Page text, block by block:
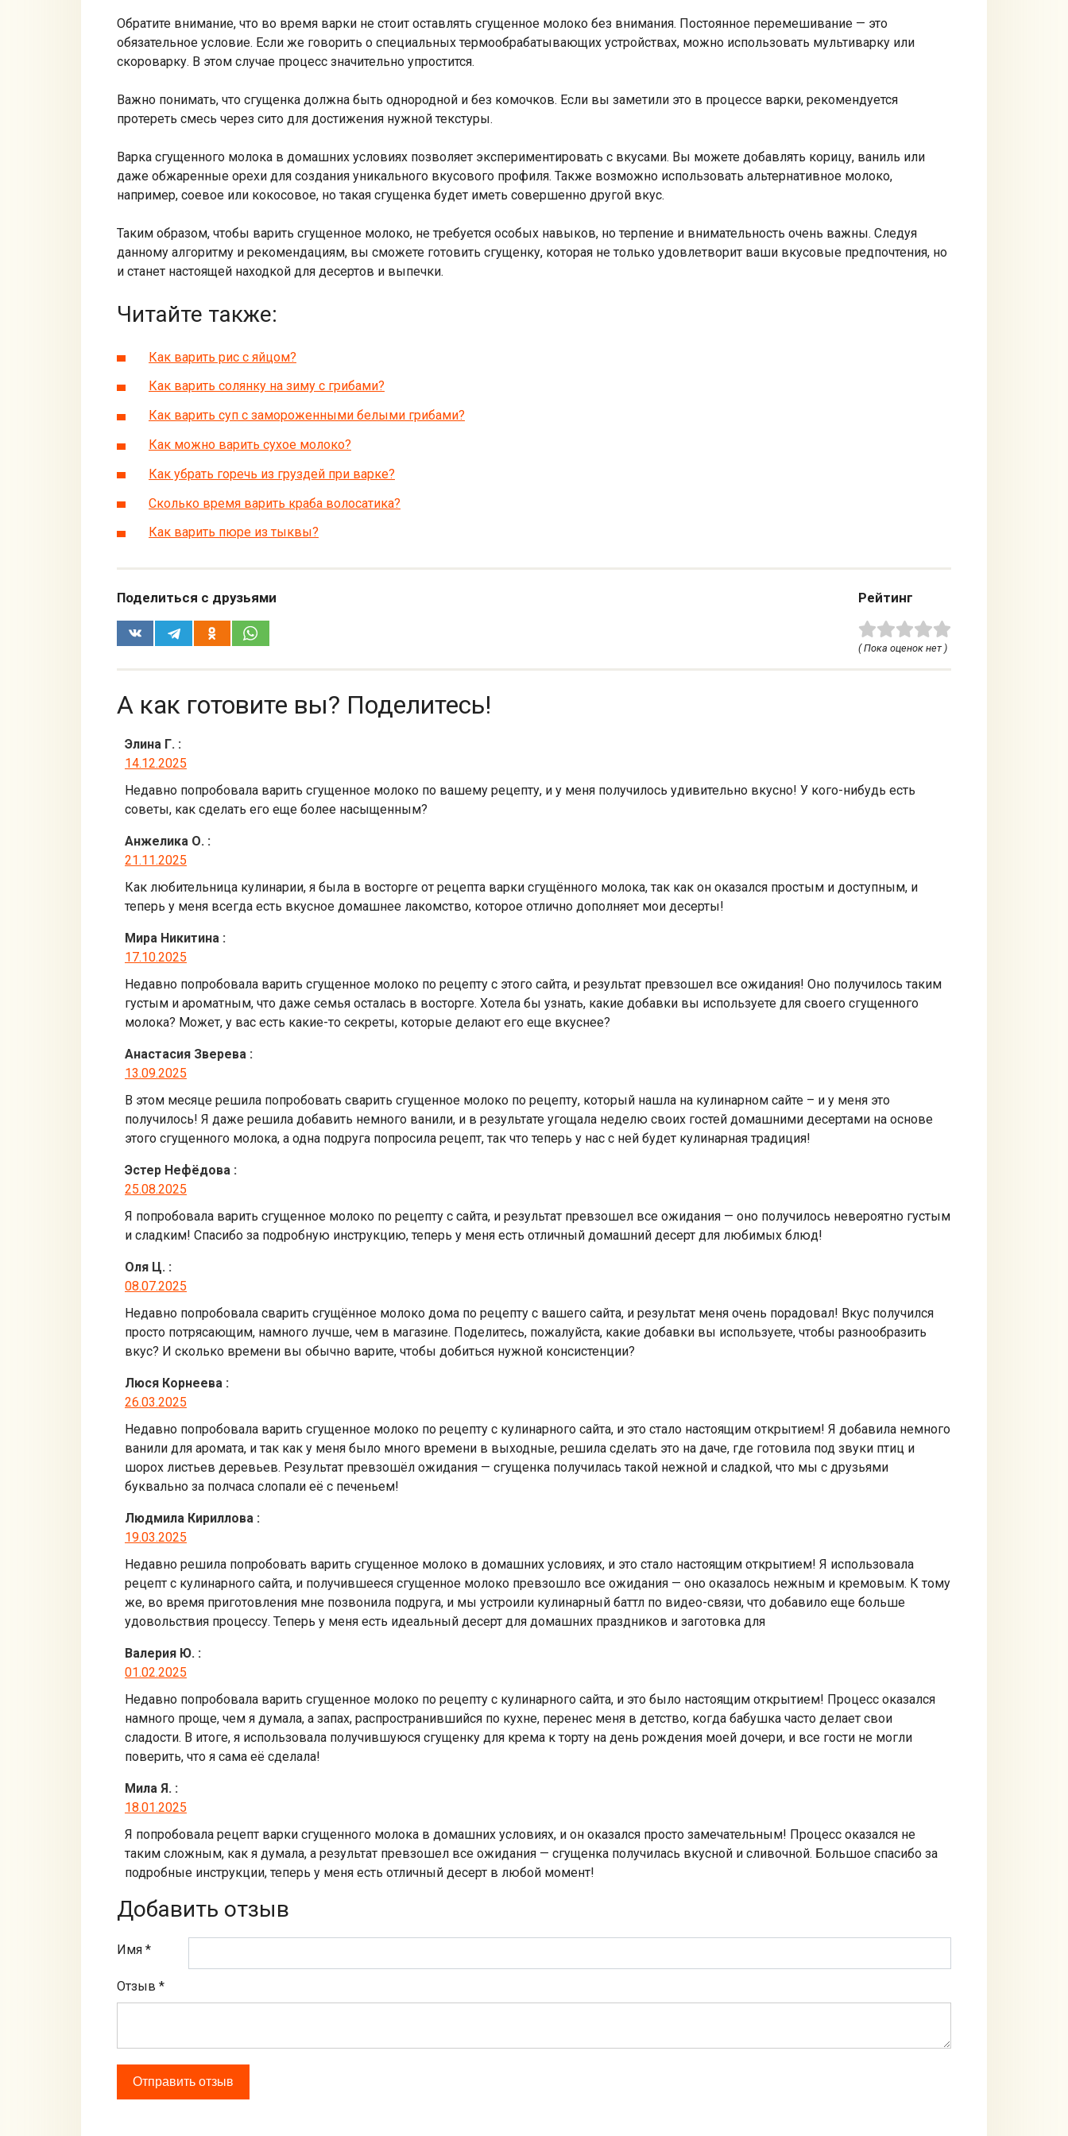
Обратите внимание, что во время варки не стоит оставлять сгущенное молоко без внимания. Постоянное перемешивание — это
обязательное условие. Если же говорить о специальных термообрабатывающих устройствах, можно использовать мультиварку или
скороварку. В этом случае процесс значительно упростится.
Важно понимать, что сгущенка должна быть однородной и без комочков. Если вы заметили это в процессе варки, рекомендуется
протереть смесь через сито для достижения нужной текстуры.
Варка сгущенного молока в домашних условиях позволяет экспериментировать с вкусами. Вы можете добавлять корицу, ваниль или
даже обжаренные орехи для создания уникального вкусового профиля. Также возможно использовать альтернативное молоко,
например, соевое или кокосовое, но такая сгущенка будет иметь совершенно другой вкус.
Таким образом, чтобы варить сгущенное молоко, не требуется особых навыков, но терпение и внимательность очень важны. Следуя
данному алгоритму и рекомендациям, вы сможете готовить сгущенку, которая не только удовлетворит ваши вкусовые предпочтения, но
и станет настоящей находкой для десертов и выпечки.
Читайте также:
Как варить рис с яйцом?
Как варить солянку на зиму с грибами?
Как варить суп с замороженными белыми грибами?
Как можно варить сухое молоко?
Как убрать горечь из груздей при варке?
Сколько время варить краба волосатика?
Как варить пюре из тыквы?
Поделиться с друзьями Рейтинг
( Пока оценок нет )
А как готовите вы? Поделитесь!
Элина Г. :
14.12.2025
Недавно попробовала варить сгущенное молоко по вашему рецепту, и у меня получилось удивительно вкусно! У кого-нибудь есть
советы, как сделать его еще более насыщенным?
Анжелика О. :
21.11.2025
Как любительница кулинарии, я была в восторге от рецепта варки сгущённого молока, так как он оказался простым и доступным, и
теперь у меня всегда есть вкусное домашнее лакомство, которое отлично дополняет мои десерты!
Мира Никитина :
17.10.2025
Недавно попробовала варить сгущенное молоко по рецепту с этого сайта, и результат превзошел все ожидания! Оно получилось таким
густым и ароматным, что даже семья осталась в восторге. Хотела бы узнать, какие добавки вы используете для своего сгущенного
молока? Может, у вас есть какие-то секреты, которые делают его еще вкуснее?
Анастасия Зверева :
13.09.2025
В этом месяце решила попробовать сварить сгущенное молоко по рецепту, который нашла на кулинарном сайте – и у меня это
получилось! Я даже решила добавить немного ванили, и в результате угощала неделю своих гостей домашними десертами на основе
этого сгущенного молока, а одна подруга попросила рецепт, так что теперь у нас с ней будет кулинарная традиция!
Эстер Нефёдова :
25.08.2025
Я попробовала варить сгущенное молоко по рецепту с сайта, и результат превзошел все ожидания — оно получилось невероятно густым
и сладким! Спасибо за подробную инструкцию, теперь у меня есть отличный домашний десерт для любимых блюд!
Оля Ц. :
08.07.2025
Недавно попробовала сварить сгущённое молоко дома по рецепту с вашего сайта, и результат меня очень порадовал! Вкус получился
просто потрясающим, намного лучше, чем в магазине. Поделитесь, пожалуйста, какие добавки вы используете, чтобы разнообразить
вкус? И сколько времени вы обычно варите, чтобы добиться нужной консистенции?
Люся Корнеева :
26.03.2025
Недавно попробовала варить сгущенное молоко по рецепту с кулинарного сайта, и это стало настоящим открытием! Я добавила немного
ванили для аромата, и так как у меня было много времени в выходные, решила сделать это на даче, где готовила под звуки птиц и
шорох листьев деревьев. Результат превзошёл ожидания — сгущенка получилась такой нежной и сладкой, что мы с друзьями
буквально за полчаса слопали её с печеньем!
Людмила Кириллова :
19.03.2025
Недавно решила попробовать варить сгущенное молоко в домашних условиях, и это стало настоящим открытием! Я использовала
рецепт с кулинарного сайта, и получившееся сгущенное молоко превзошло все ожидания — оно оказалось нежным и кремовым. К тому
же, во время приготовления мне позвонила подруга, и мы устроили кулинарный баттл по видео-связи, что добавило еще больше
удовольствия процессу. Теперь у меня есть идеальный десерт для домашних праздников и заготовка для
Валерия Ю. :
01.02.2025
Недавно попробовала варить сгущенное молоко по рецепту с кулинарного сайта, и это было настоящим открытием! Процесс оказался
намного проще, чем я думала, а запах, распространившийся по кухне, перенес меня в детство, когда бабушка часто делает свои
сладости. В итоге, я использовала получившуюся сгущенку для крема к торту на день рождения моей дочери, и все гости не могли
поверить, что я сама её сделала!
Мила Я. :
18.01.2025
Я попробовала рецепт варки сгущенного молока в домашних условиях, и он оказался просто замечательным! Процесс оказался не
таким сложным, как я думала, а результат превзошел все ожидания — сгущенка получилась вкусной и сливочной. Большое спасибо за
подробные инструкции, теперь у меня есть отличный десерт в любой момент!
Добавить отзыв
Имя *
Отзыв *